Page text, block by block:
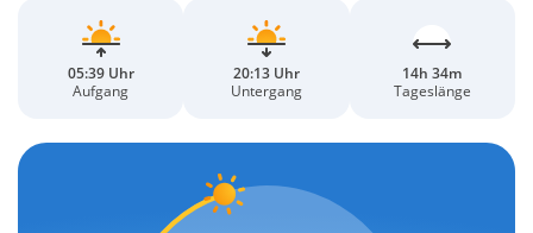
05:39 Uhr
Aufgang
20:13 Uhr
Untergang
14h 34m
Tageslänge